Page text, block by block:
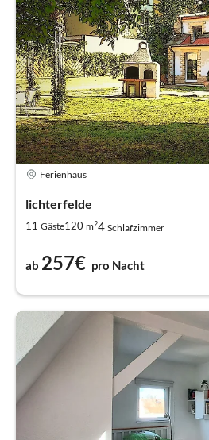
Ferienhaus
lichterfelde
11 Gäste120 m24 Schlafzimmer
ab 257€ pro Nacht